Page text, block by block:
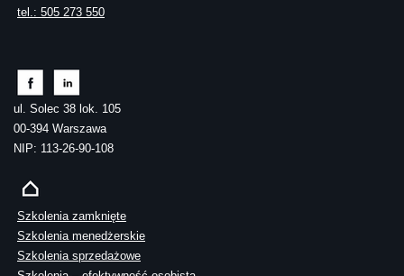
tel.: 505 273 550
ul. Solec 38 lok. 105
00-394 Warszawa
NIP: 113-26-90-108
Szkolenia zamknięte
Szkolenia menedżerskie
Szkolenia sprzedażowe